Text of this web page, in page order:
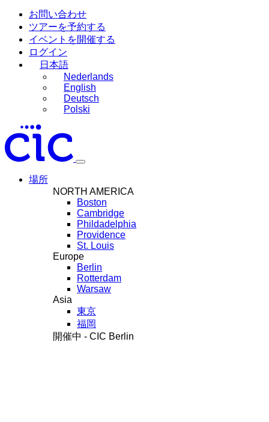
お問い合わせ
ツアーを予約する
イベントを開催する
ログイン
日本語
Nederlands
English
Deutsch
Polski
場所
NORTH AMERICA
Boston
Cambridge
Phildadelphia
Providence
St. Louis
Europe
Berlin
Rotterdam
Warsaw
Asia
東京
福岡
開催中 - CIC Berlin